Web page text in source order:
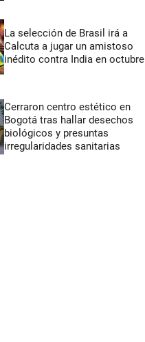
La selección de Brasil irá a
Calcuta a jugar un amistoso
inédito contra India en octubre
Cerraron centro estético en
Bogotá tras hallar desechos
biológicos y presuntas
irregularidades sanitarias